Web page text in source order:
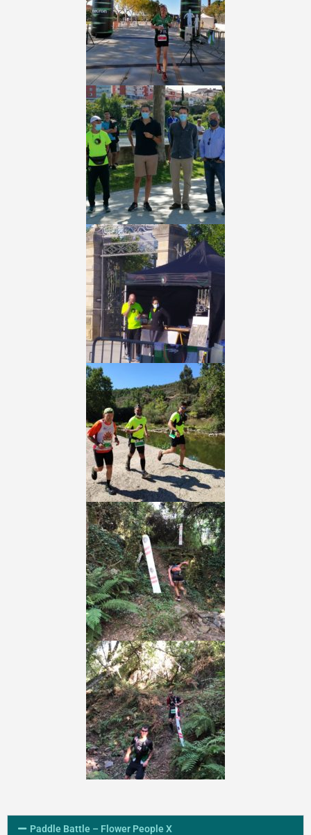
Paddle Battle – Flower People X